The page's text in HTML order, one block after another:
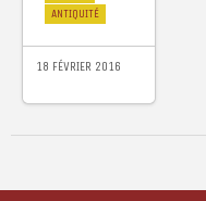
ANTIQUITÉ
18 FÉVRIER 2016